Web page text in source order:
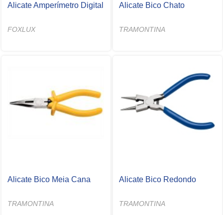
Alicate Amperímetro Digital
FOXLUX
Alicate Bico Chato
TRAMONTINA
Alicate Bico Meia Cana
TRAMONTINA
Alicate Bico Redondo
TRAMONTINA